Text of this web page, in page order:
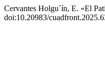
Cervantes Holgu´ín, E. «El
doi:10.20983/